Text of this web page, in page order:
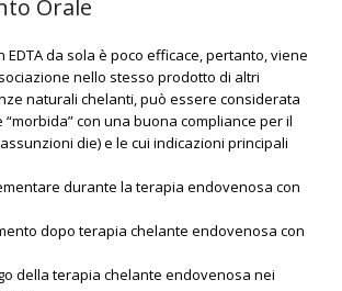
Orale
EDTA da sola è poco efficace, pertanto, viene
nello stesso prodotto di altri
naturali chelanti, può essere considerata
con una buona compliance per il
die) e le cui indicazioni principali
durante la terapia endovenosa con
dopo terapia chelante endovenosa con
della terapia chelante endovenosa nei